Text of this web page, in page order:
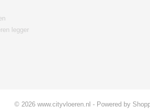
legger
© 2026 www.cityvloeren.nl - Powered by